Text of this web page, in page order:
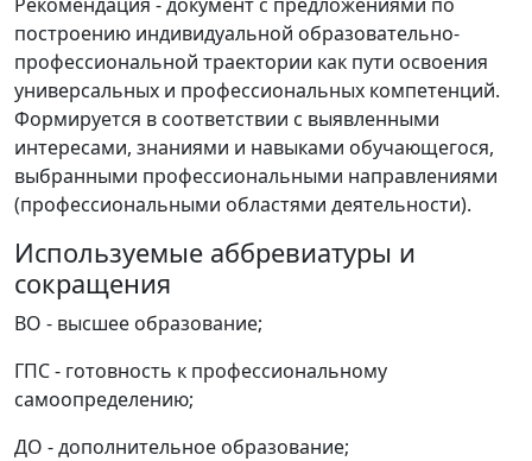
построению индивидуальной образовательно-
профессиональной траектории как пути освоения
универсальных и профессиональных компетенций.
Формируется в соответствии с выявленными
интересами, знаниями и навыками обучающегося,
выбранными профессиональными направлениями
(профессиональными областями деятельности).
Используемые аббревиатуры и
сокращения
ВО - высшее образование;
ГПС - готовность к профессиональному
самоопределению;
ДО - дополнительное образование;